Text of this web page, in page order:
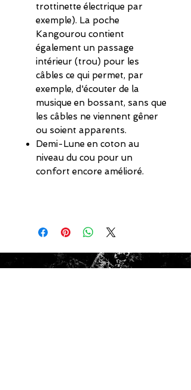
trottinette électrique par
exemple). La poche
Kangourou contient
également un passage
intérieur (trou) pour les
câbles ce qui permet, par
exemple, d'écouter de la
musique en bossant, sans que
les câbles ne viennent gêner
ou soient apparents.
Demi-Lune en coton au
niveau du cou pour un
confort encore amélioré.